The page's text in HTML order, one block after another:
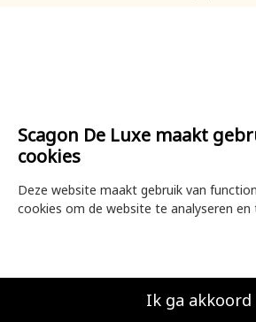
Scagon De Luxe maakt
cookies
Deze website maakt gebruik van
cookies om de website te analyseren en
Ik ga akkoord